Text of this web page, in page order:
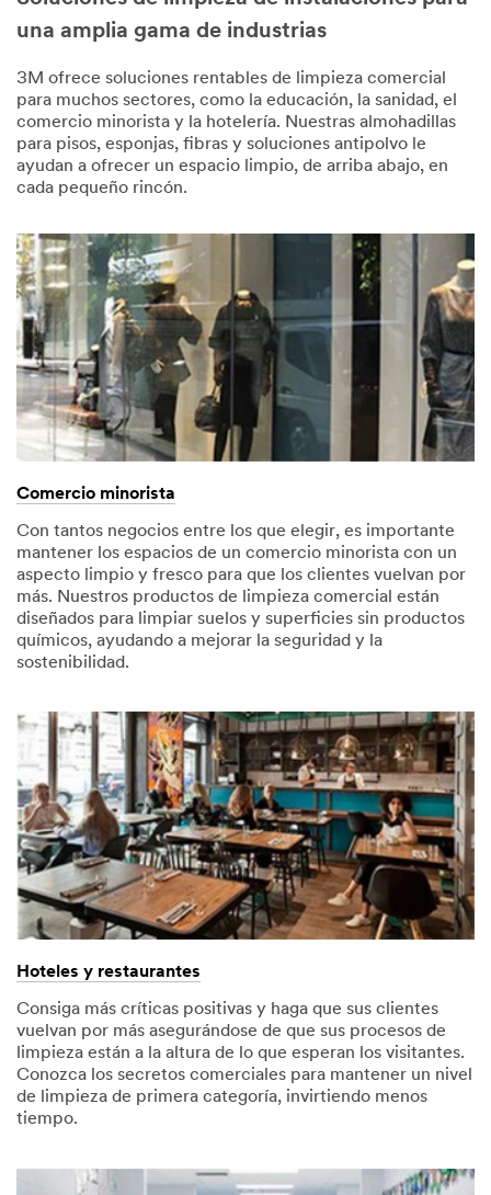
una amplia gama de industrias
3M ofrece soluciones rentables de limpieza comercial
para muchos sectores, como la educación, la sanidad, el
comercio minorista y la hotelería. Nuestras almohadillas
para pisos, esponjas, fibras y soluciones antipolvo le
ayudan a ofrecer un espacio limpio, de arriba abajo, en
cada pequeño rincón.
Comercio minorista
Con tantos negocios entre los que elegir, es importante
mantener los espacios de un comercio minorista con un
aspecto limpio y fresco para que los clientes vuelvan por
más. Nuestros productos de limpieza comercial están
diseñados para limpiar suelos y superficies sin productos
químicos, ayudando a mejorar la seguridad y la
sostenibilidad.
Hoteles y restaurantes
Consiga más críticas positivas y haga que sus clientes
vuelvan por más asegurándose de que sus procesos de
limpieza están a la altura de lo que esperan los visitantes.
Conozca los secretos comerciales para mantener un nivel
de limpieza de primera categoría, invirtiendo menos
tiempo.